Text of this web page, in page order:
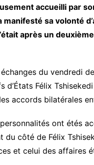
accueilli par
manifesté sa volonté
après un
du vendredi
d’États Félix
accords bilatérales
ont étés
du côté de Félix
et celui des affaires